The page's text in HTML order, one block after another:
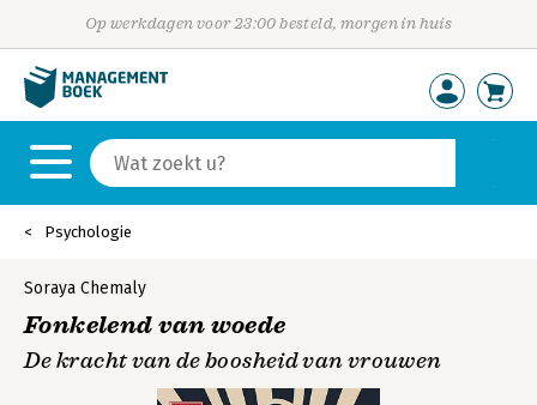
Op werkdagen voor 23:00 besteld, morgen in huis
Psychologie
Soraya Chemaly
Fonkelend van woede
De kracht van de boosheid van vrouwen